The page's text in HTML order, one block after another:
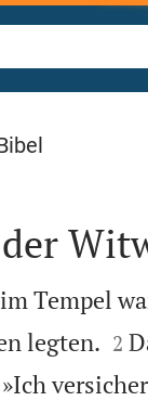
Tempel
legten.
2
»Ich